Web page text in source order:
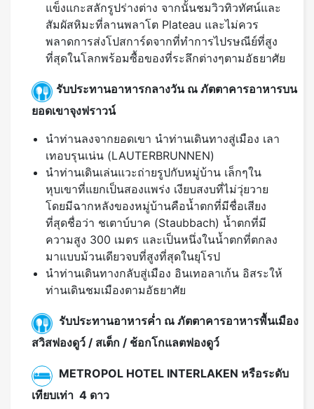
แข็งแกะสลักรูปร่างต่าง จากนั้นชมวิวทิวทัศน์และ
สัมผัสหิมะที่ลานพลาโต Plateau และไม่ควร
พลาดการส่งโปสการ์ดจากที่ทำการไปรษณีย์ที่สูง
ที่สุดในโลกพร้อมซื้อของที่ระลึกต่างๆตามอัธยาศัย
รับประทานอาหารกลางวัน ณ ภัตตาคารอาหารบน
ยอดเขาจุงฟราวน์
นำท่านลงจากยอดเขา นำท่านเดินทางสู่เมือง เลา
เทอบรุนเน่น (LAUTERBRUNNEN)
นำท่านเดินเล่นแวะถ่ายรูปกับหมู่บ้าน เล็กๆใน
หุบเขาที่แยกเป็นสองแพร่ง เงียบสงบที่ไม่วุ่ยวาย
โดยมีฉากหลังของหมู่บ้านคือน้ำตกที่มีชื่อเสียง
ที่สุดชื่อว่า ชเตาบ์บาค (Staubbach) น้ำตกที่มี
ความสูง 300 เมตร และเป็นหนึ่งในน้ำตกที่ตกลง
มาแบบม้วนเดียวจบที่สูงที่สุดในยุโรป
นำท่านเดินทางกลับสู่เมือง อินเทอลาเก้น อิสระให้
ท่านเดินชมเมืองตามอัธยาศัย
รับประทานอาหารค่ำ ณ ภัตตาคารอาหารพื้นเมือง
สวิสฟองดูว์ / สเต็ก / ช้อกโกแลตฟองดูว์
METROPOL HOTEL INTERLAKEN หรือระดับ
เทียบเท่า 4 ดาว